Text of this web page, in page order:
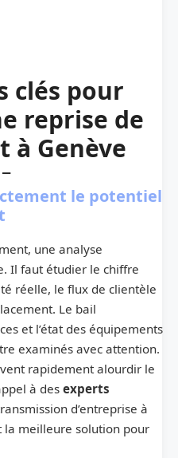
clés pour
reprise de
à Genève
le potentiel
une analyse
Il faut étudier le chiffre
réelle, le flux de clientèle
Le bail
et l’état des équipements
examinés avec attention.
rapidement alourdir le
à des experts
d’entreprise à
la meilleure solution pour